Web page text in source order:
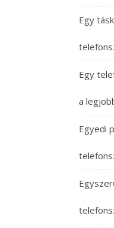
Egy
Egy
a
Egyedi